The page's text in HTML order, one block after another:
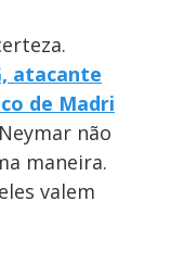
atacante
de Madri
não
maneira.
valem